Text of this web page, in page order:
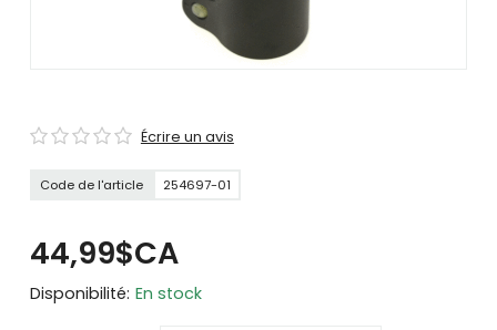
Écrire un avis
Code de l'article 254697-01
44,99$CA
Disponibilité: En stock